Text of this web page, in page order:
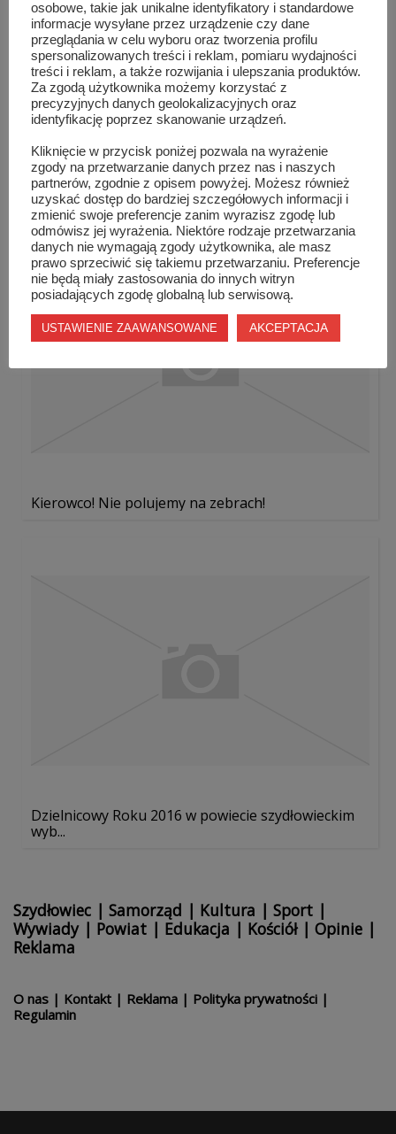
LGD „Razem na Piaskowcu” zaprasza!
Kierowco! Nie polujemy na zebrach!
Dzielnicowy Roku 2016 w powiecie szydłowieckim
wyb...
Szydłowiec | Samorząd | Kultura | Sport |
Wywiady| Powiat | Edukacja | Kościół| Opinie |
Reklama
O nas | Kontakt | Reklama | Polityka prywatności |
Regulamin
osobowe, takie jak unikalne identyfikatory i standardowe
informacje wysyłane przez urządzenie czy dane
przeglądania w celu wyboru oraz tworzenia profilu
spersonalizowanych treści i reklam, pomiaru wydajności
treści i reklam, a także rozwijania i ulepszania produktów.
Za zgodą użytkownika możemy korzystać z
precyzyjnych danych geolokalizacyjnych oraz
identyfikację poprzez skanowanie urządzeń.
Kliknięcie w przycisk poniżej pozwala na wyrażenie
zgody na przetwarzanie danych przez nas i naszych
partnerów, zgodnie z opisem powyżej. Możesz również
uzyskać dostęp do bardziej szczegółowych informacji i
zmienić swoje preferencje zanim wyrazisz zgodę lub
odmówisz jej wyrażenia. Niektóre rodzaje przetwarzania
danych nie wymagają zgody użytkownika, ale masz
prawo sprzeciwić się takiemu przetwarzaniu. Preferencje
nie będą miały zastosowania do innych witryn
posiadających zgodę globalną lub serwisową.
USTAWIENIE ZAAWANSOWANE AKCEPTACJA